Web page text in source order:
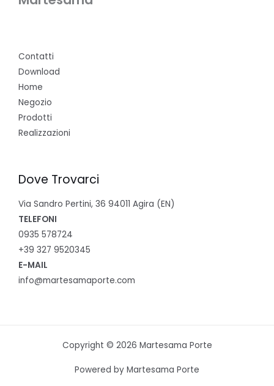
Contatti
Download
Home
Negozio
Prodotti
Realizzazioni
Dove Trovarci
Via Sandro Pertini, 36 94011 Agira (EN)
TELEFONI
0935 578724
+39 327 9520345
E-MAIL
info@martesamaporte.com
Copyright © 2026 Martesama Porte
Powered by Martesama Porte